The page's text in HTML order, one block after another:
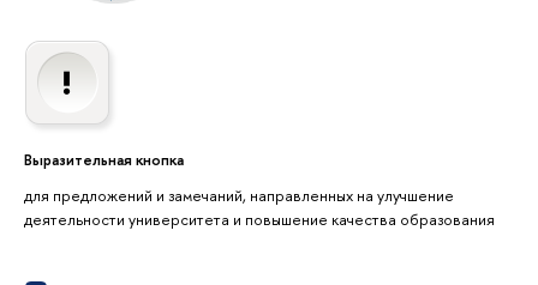
ыразительная кнопка
для предложений и замечаний, направленных на улучшение
деятельности университета и повышение качества образования